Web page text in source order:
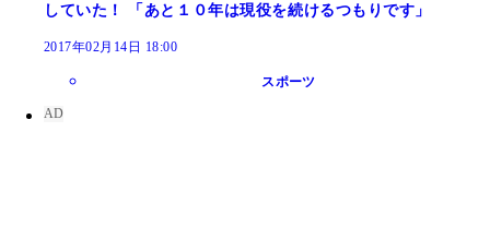
していた！ 「あと１０年は現役を続けるつもりです」
2017年02月14日 18:00
スポーツ